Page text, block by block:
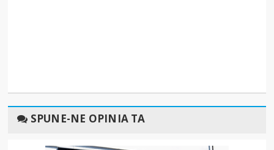
SPUNE-NE OPINIA TA